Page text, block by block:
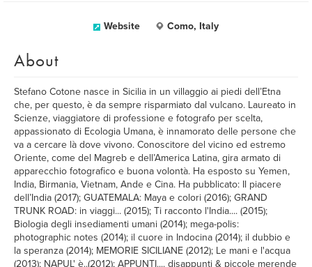
Website Como, Italy
About
Stefano Cotone nasce in Sicilia in un villaggio ai piedi dell’Etna
che, per questo, è da sempre risparmiato dal vulcano. Laureato in
Scienze, viaggiatore di professione e fotografo per scelta,
appassionato di Ecologia Umana, è innamorato delle persone che
va a cercare là dove vivono. Conoscitore del vicino ed estremo
Oriente, come del Magreb e dell’America Latina, gira armato di
apparecchio fotografico e buona volontà. Ha esposto su Yemen,
India, Birmania, Vietnam, Ande e Cina. Ha pubblicato: Il piacere
dell’India (2017); GUATEMALA: Maya e colori (2016); GRAND
TRUNK ROAD: in viaggi... (2015); Ti racconto l'India.... (2015);
Biologia degli insediamenti umani (2014); mega-polis:
photographic notes (2014); il cuore in Indocina (2014); il dubbio e
la speranza (2014); MEMORIE SICILIANE (2012); Le mani e l'acqua
(2013); NAPUL' è..(2012); APPUNTI.... disappunti & piccole merende